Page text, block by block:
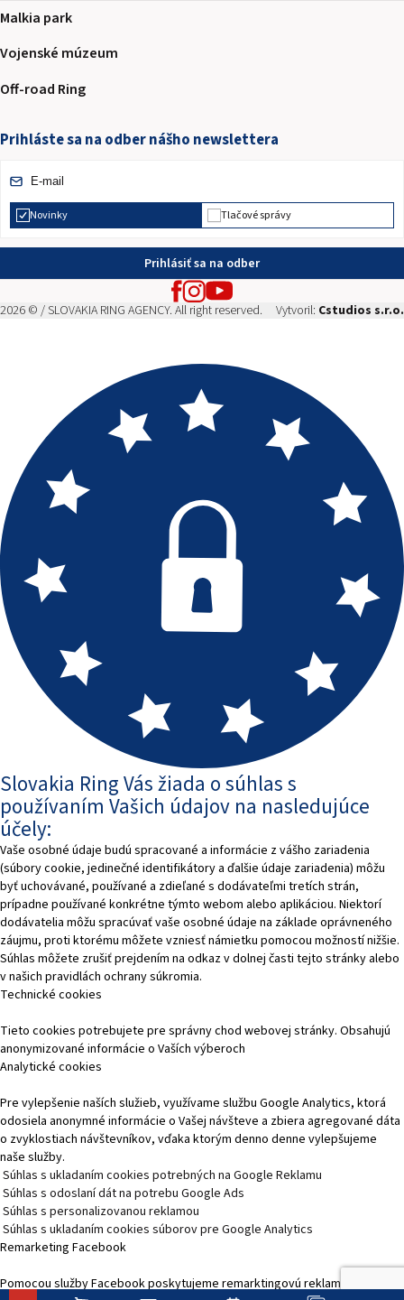
Malkia park
Vojenské múzeum
Off-road Ring
Prihláste sa na odber nášho newslettera
Novinky Tlačové správy
Prihlásiť sa na odber
2026 © / SLOVAKIA RING AGENCY. All right reserved. Vytvoril: Cstudios s.r.o.
Slovakia Ring Vás žiada o súhlas s
používaním Vašich údajov na nasledujúce
účely:
Vaše osobné údaje budú spracované a informácie z vášho zariadenia
(súbory cookie, jedinečné identifikátory a ďalšie údaje zariadenia) môžu
byť uchovávané, používané a zdieľané s dodávateľmi tretích strán,
prípadne používané konkrétne týmto webom alebo aplikáciou. Niektorí
dodávatelia môžu spracúvať vaše osobné údaje na základe oprávneného
záujmu, proti ktorému môžete vzniesť námietku pomocou možností nižšie.
Súhlas môžete zrušiť prejdením na odkaz v dolnej časti tejto stránky alebo
v našich pravidlách ochrany súkromia.
Technické cookies
Tieto cookies potrebujete pre správny chod webovej stránky. Obsahujú
anonymizované informácie o Vaších výberoch
Analytické cookies
Pre vylepšenie naších služieb, využívame službu Google Analytics, ktorá
odosiela anonymné informácie o Vašej návšteve a zbiera agregované dáta
o zvyklostiach návštevníkov, vďaka ktorým denno denne vylepšujeme
naše služby.
Súhlas s ukladaním cookies potrebných na Google Reklamu
Súhlas s odoslaní dát na potrebu Google Ads
Súhlas s personalizovanou reklamou
Súhlas s ukladaním cookies súborov pre Google Analytics
Remarketing Facebook
Pomocou služby Facebook poskytujeme remarktingovú reklamu, čím